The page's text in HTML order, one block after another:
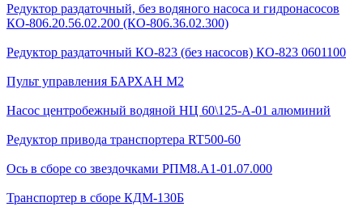
Редуктор раздаточный, без водяного насоса и гидронасосов
КО-806.20.56.02.200 (КО-806.36.02.300)
Редуктор раздаточный КО-823 (без насосов) КО-823 0601100
Пульт управления БАРХАН М2
Насос центробежный водяной НЦ 60\125-А-01 алюминий
Редуктор привода транспортера RT500-60
Ось в сборе со звездочками РПМ8.А1-01.07.000
Транспортер в сборе КДМ-130Б